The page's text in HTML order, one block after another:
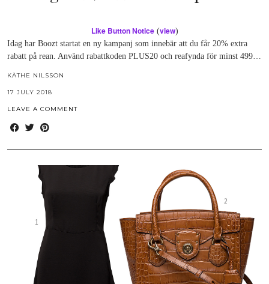
Like Button Notice(view)
Idag har Boozt startat en ny kampanj som innebär att du får 20% extra
rabatt på rean. Använd rabattkoden PLUS20 och reafynda för minst 499…
KÄTHE NILSSON
17 JULY 2018
LEAVE A COMMENT